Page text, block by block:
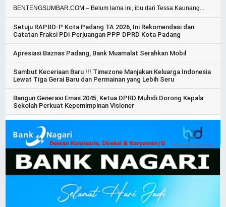
BENTENGSUMBAR.COM – Belum lama ini, ibu dari Tessa Kaunang...
Setuju RAPBD-P Kota Padang TA 2026, Ini Rekomendasi dan
Catatan Fraksi PDI Perjuangan PPP DPRD Kota Padang
Apresiasi Baznas Padang, Bank Muamalat Serahkan Mobil
Sambut Keceriaan Baru !!! Timezone Manjakan Keluarga Indonesia
Lewat Tiga Gerai Baru dan Permainan yang Lebih Seru
Bangun Generasi Emas 2045, Ketua DPRD Muhidi Dorong Kepala
Sekolah Perkuat Kepemimpinan Visioner